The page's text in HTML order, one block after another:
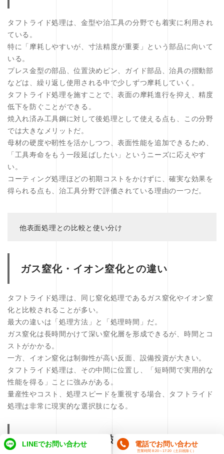
電話でお問い合わせ
LINEでお問い合わせ
タフトライド処理は、金型や治工具の分野でも着実に利用され
ている。
特に「摩耗しやすいが、寸法精度が重要」という部品に向いて
いる。
プレス金型の部品、位置決めピン、ガイド部品、治具の摺動部
などは、繰り返し使用される中で少しずつ摩耗していく。
タフトライド処理を施すことで、表面の摩耗進行を抑え、精度
低下を防ぐことができる。
焼入れ済み工具鋼に対して後処理として使える点も、この分野
では大きなメリットだ。
母材の硬度や靭性を活かしつつ、表面性能を追加できるため、
「工具寿命をもう一段延ばしたい」というニーズに応えやす
い。
コーティング処理ほどの初期コストをかけずに、確実な効果を
得られる点も、治工具分野で評価されている理由の一つだ。
他表面処理との比較と使い分け
ガス窒化・イオン窒化との違い
タフトライド処理は、同じ窒化処理であるガス窒化やイオン窒
化と比較されることが多い。
最大の違いは「処理方法」と「処理時間」だ。
ガス窒化は長時間かけて深い窒化層を形成できるが、時間とコ
ストがかかる。
一方、イオン窒化は制御性が高い反面、設備投資が大きい。
タフトライド処理は、その中間に位置し、「短時間で実用的な
性能を得る」ことに強みがある。
量産性やコスト、処理スピードを重視する場合、タフトライド
処理は非常に現実的な選択肢になる。
浸炭焼入れ・高周波焼入れとの比較